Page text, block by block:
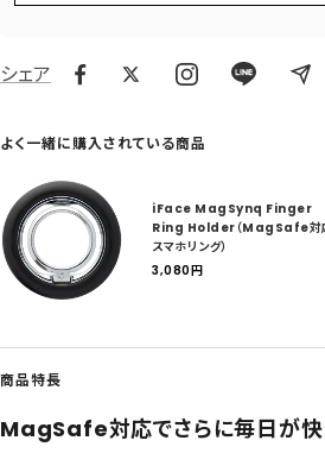
シェア
商品特長
MagSafe対応でさらに毎日が快
よく一緒に購入されている商品
iFace MagSynq Finger
Ring Holder（MagSafe対
スマホリング）
セ
格
3,080円